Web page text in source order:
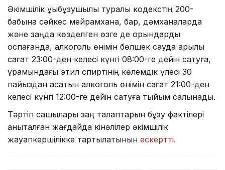
Әкімшілік құқықбұзушылық туралы кодекстің 200-
бабына сәйкес мейрамхана, бар, дәмханаларда
және заңда көзделген өзге де орындарды
қоспағанда, алкоголь өнімін бөлшек сауда арқылы
сағат 23:00-ден келесі күнгі 08:00-ге дейін сатуға,
құрамындағы этил спиртінің көлемдік үлесі 30
пайыздан асатын алкоголь өнімін сағат 21:00-ден
келесі күнгі 12:00-ге дейін сатуға тыйым салынады.
Тәртіп сақшылары заң талаптарын бұзу фактілері
анықталған жағдайда кінәлілер әкімшілік
жауапкершілікке тартылатынын ескертті.